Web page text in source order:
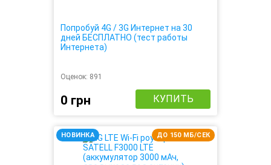
Попробуй 4G / 3G Интернет на 30
дней БЕСПЛАТНО (тест работы
Интернета)
Оценок: 891
0 грн КУПИТЬ
НОВИНКА ДО 150 МБ/СЕК